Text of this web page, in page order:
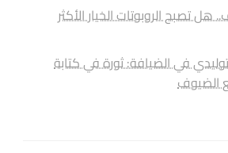
تصبح الروبوتات الخيار الأكثر
في الضيافة: ثورة في كتابة
الضيوف